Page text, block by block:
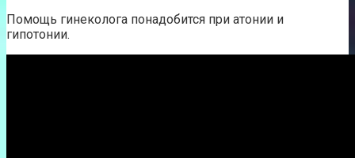
Помощь гинеколога понадобится при атонии и
гипотонии.